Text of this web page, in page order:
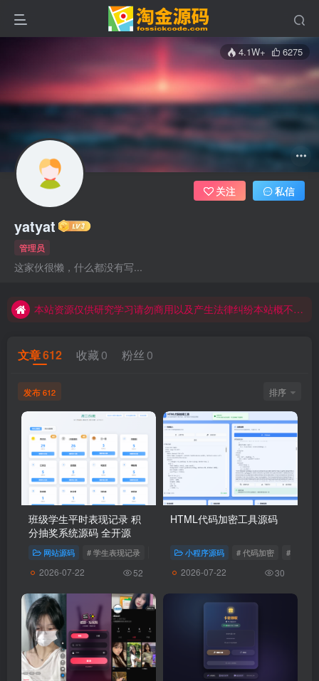
4.1W+ 6275
yatyat
管理员
这家伙很懒，什么都没有写...
关注 私信
本站资源仅供研究学习请勿商用以及产生法律纠纷本站概不负责！如果侵犯了您的权益请与我们联系
本站资源仅供研究学习请勿商用以及产生法律纠纷本站概不负责！如果侵犯了您的权益请与我们联系
文章612 收藏 0 粉丝 0
发布 612 排序
班级学生平时表现记录 积
分抽奖系统源码 全开源
网站源码 # 学生表现记录 # 积分抽奖系统
2026-07-22 52
HTML代码加密工具源码
小程序源码 # 代码加密 # HTML
2026-07-22 30